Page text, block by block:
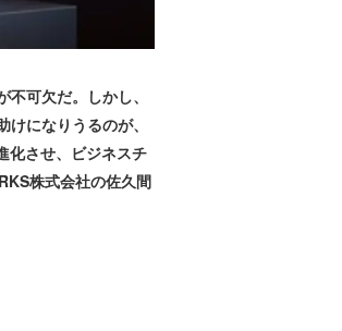
可欠だ。しかし、
になりうるのが、
化させ、ビジネスチ
株式会社の佐久間